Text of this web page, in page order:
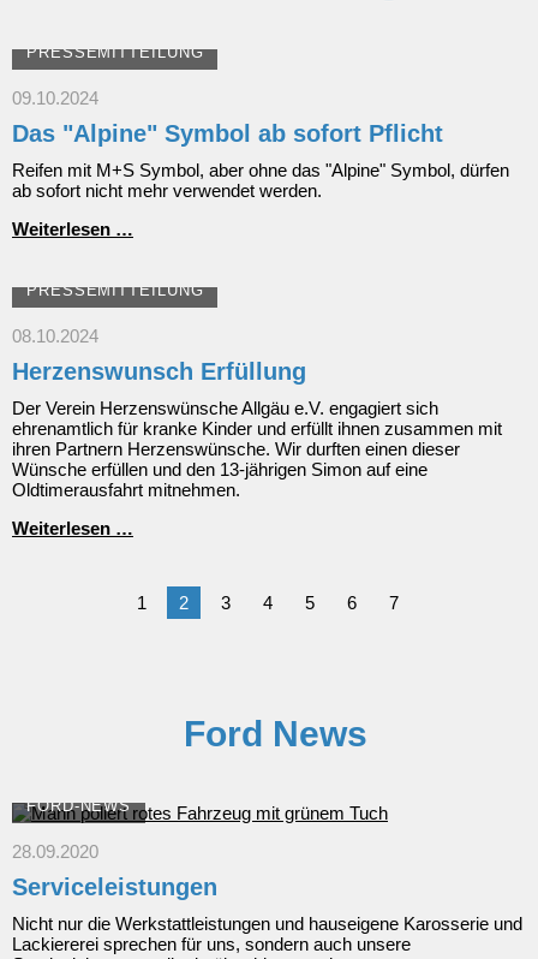
PRESSEMITTEILUNG
09.10.2024
Das "Alpine" Symbol ab sofort Pflicht
Reifen mit M+S Symbol, aber ohne das "Alpine" Symbol, dürfen
ab sofort nicht mehr verwendet werden.
Weiterlesen …
ab
sofort
PRESSEMITTEILUNG
08.10.2024
Herzenswunsch Erfüllung
Der Verein Herzenswünsche Allgäu e.V. engagiert sich
ehrenamtlich für kranke Kinder und erfüllt ihnen zusammen mit
ihren Partnern Herzenswünsche. Wir durften einen dieser
Wünsche erfüllen und den 13-jährigen Simon auf eine
Oldtimerausfahrt mitnehmen.
Weiterlesen …
1 2 3 4 5 6 7
Ford News
FORD-NEWS
28.09.2020
Serviceleistungen
Nicht nur die Werkstattleistungen und hauseigene Karosserie und
Lackiererei sprechen für uns, sondern auch unsere